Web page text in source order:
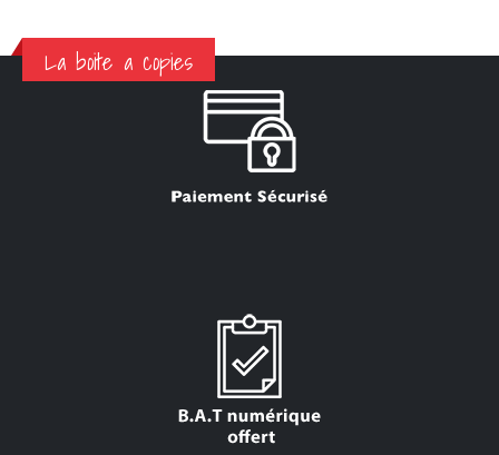
La boite a copies